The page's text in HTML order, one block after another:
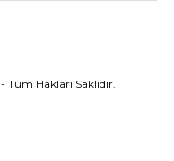
- Tüm Hakları Saklıdır.